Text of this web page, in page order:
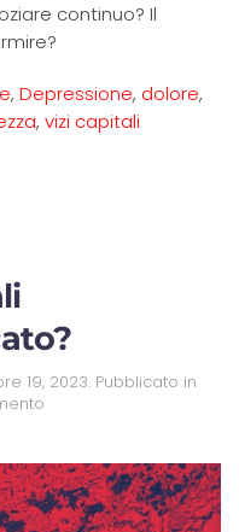
continuo? Il
, Depressione, dolore,
, vizi capitali
19, 2023. Pubblicato in